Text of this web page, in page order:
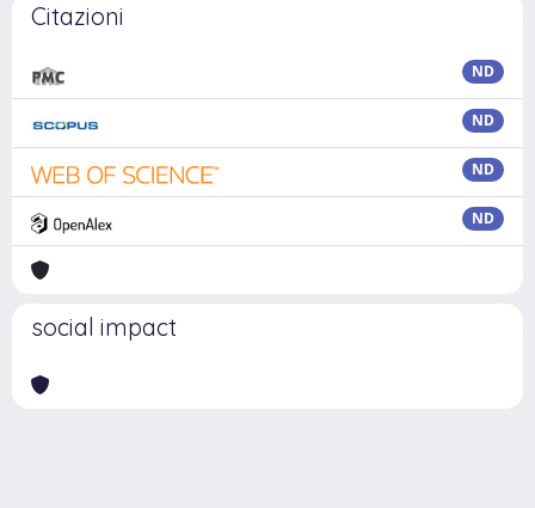
Citazioni
ND
ND
ND
ND
social impact